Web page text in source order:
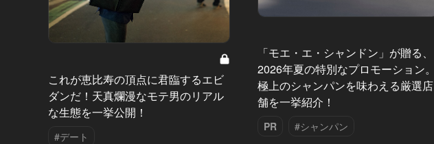
これが恵比寿の頂点に君臨するエビ
ダンだ！天真爛漫なモテ男のリアル
な生態を一挙公開！
#デート
「モエ・エ・シャンドン」が贈る、
2026年夏の特別なプロモーション。
極上のシャンパンを味わえる厳選店
舗を一挙紹介！
PR #シャンパン